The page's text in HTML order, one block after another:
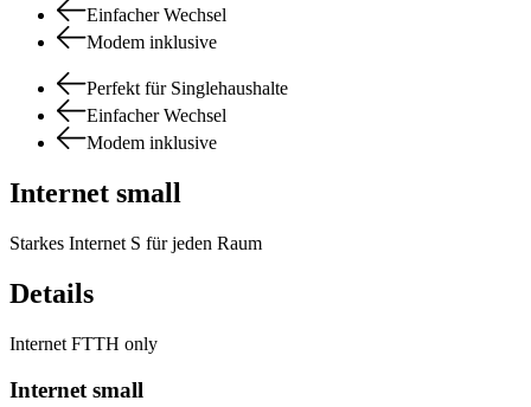
Einfacher Wechsel
Modem inklusive
Perfekt für Singlehaushalte
Einfacher Wechsel
Modem inklusive
Internet small
Starkes Internet S für jeden Raum
Details
Internet FTTH only
Internet small